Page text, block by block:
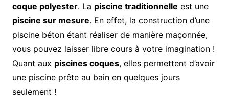
coque polyester. La piscine traditionnelle est une
piscine sur mesure. En effet, la construction d’une
piscine béton étant réaliser de manière maçonnée,
vous pouvez laisser libre cours à votre imagination !
Quant aux piscines coques, elles permettent d’avoir
une piscine prête au bain en quelques jours
seulement !